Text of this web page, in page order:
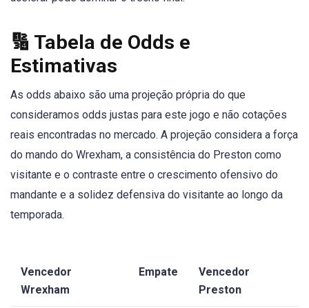
🔢 Tabela de Odds e
Estimativas
As odds abaixo são uma projeção própria do que
consideramos odds justas para este jogo e não cotações
reais encontradas no mercado. A projeção considera a força
do mando do Wrexham, a consistência do Preston como
visitante e o contraste entre o crescimento ofensivo do
mandante e a solidez defensiva do visitante ao longo da
temporada.
Vencedor
Wrexham
Empate
Vencedor
Preston